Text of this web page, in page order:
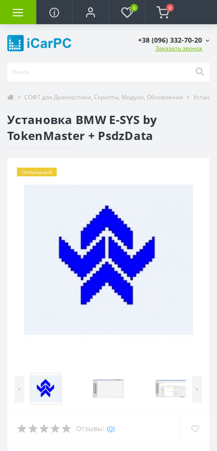
0 0
+38 (096) 332-70-20
Заказать звонок
СОФТ для Диагностики, Скрипты, Модули, Обновления
Установка BMW E-SYS by
TokenMaster + PsdzData
Популярный
< >
Отзывы: (0)